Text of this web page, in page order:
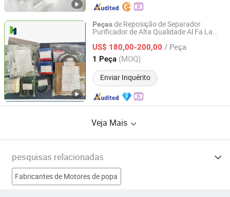
Peçasde Reposição de Separador
Purificador de Alta Qualidade Al Fa La
SA826 Mitsubishi Sj700 Sj10g Sj20g
Peças de Reposição para Motor Marinho
US$ 180,00-200,00 / Peça
1 Peça (MOQ)
Enviar Inquérito
Qinhuangdao Hy Marine Machinery Equipment Co., Ltd
Hebei, China Desde 2022
Veja Mais
pesquisas relacionadas
Fabricantes de Motores de popa